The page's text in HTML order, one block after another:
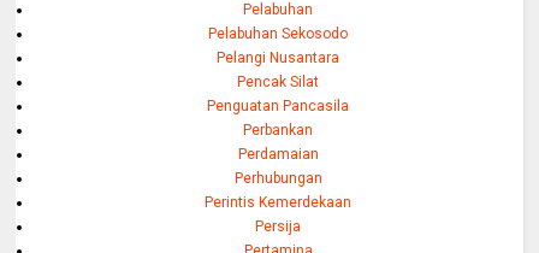
Pelabuhan
Pelabuhan Sekosodo
Pelangi Nusantara
Pencak Silat
Penguatan Pancasila
Perbankan
Perdamaian
Perhubungan
Perintis Kemerdekaan
Persija